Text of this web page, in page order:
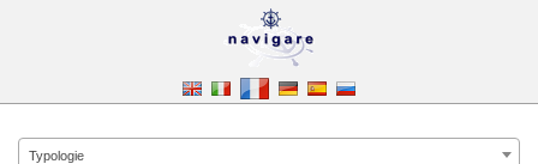
Typologie